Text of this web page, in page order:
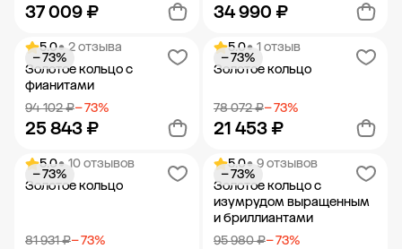
37 009 ₽
Добавить в корзину
34 990 ₽
Добавить в корзину
5.0• 2 отзыва
Золотое кольцо с
фианитами
94 102 ₽− 73%
25 843 ₽
− 73%
Добавить в корзину
5.0• 1 отзыв
Золотое кольцо
78 072 ₽− 73%
21 453 ₽
− 73%
Добавить в корзину
5.0• 10 отзывов
Золотое кольцо
81 931 ₽− 73%
− 73%
5.0• 9 отзывов
Золотое кольцо с
изумрудом выращенным
и бриллиантами
95 980 ₽− 73%
− 73%